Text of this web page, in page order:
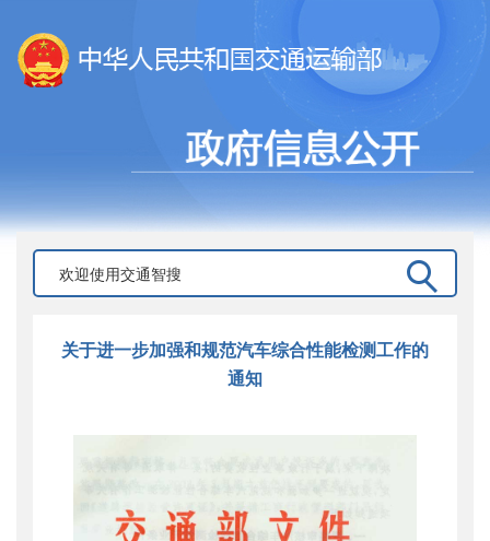
关于进一步加强和规范汽车综合性能检测工作的
通知